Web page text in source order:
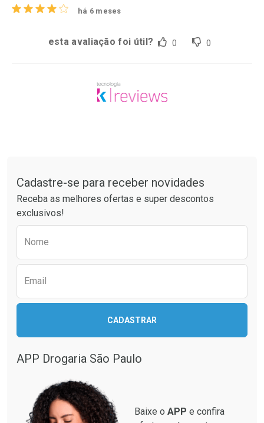
há 6 meses
esta avaliação foi útil? 0 0
Cadastre-se para receber novidades
Receba as melhores ofertas e super descontos
exclusivos!
Nome
Email
CADASTRAR
APP Drogaria São Paulo
Baixe o APP e confira